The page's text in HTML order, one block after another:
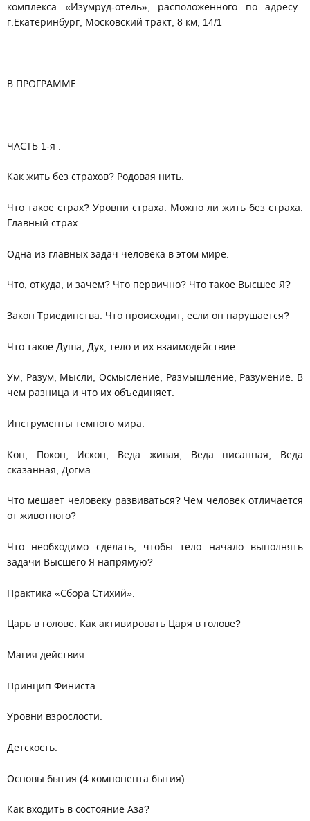
комплекса «Изумруд-отель», расположенного по адресу:
г.Екатеринбург, Московский тракт, 8 км, 14/1
В ПРОГРАММЕ
ЧАСТЬ 1-я :
Как жить без страхов? Родовая нить.
Что такое страх? Уровни страха. Можно ли жить без страха.
Главный страх.
Одна из главных задач человека в этом мире.
Что, откуда, и зачем? Что первично? Что такое Высшее Я?
Закон Триединства. Что происходит, если он нарушается?
Что такое Душа, Дух, тело и их взаимодействие.
Ум, Разум, Мысли, Осмысление, Размышление, Разумение. В
чем разница и что их объединяет.
Инструменты темного мира.
Кон, Покон, Искон, Веда живая, Веда писанная, Веда
сказанная, Догма.
Что мешает человеку развиваться? Чем человек отличается
от животного?
Что необходимо сделать, чтобы тело начало выполнять
задачи Высшего Я напрямую?
Практика «Сбора Стихий».
Царь в голове. Как активировать Царя в голове?
Магия действия.
Принцип Финиста.
Уровни взрослости.
Детскость.
Основы бытия (4 компонента бытия).
Как входить в состояние Аза?